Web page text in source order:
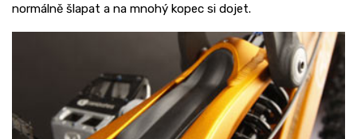
normálně šlapat a na mnohý kopec si dojet.